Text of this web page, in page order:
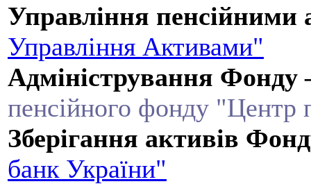
Управління
Управління Активами"
Адміністрування Фонду
пенсійного фонду "Центр
Зберігання активів
банк України"